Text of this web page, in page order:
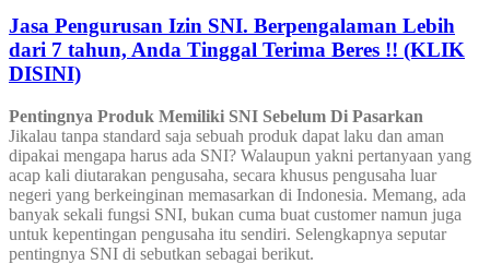
Jasa Pengurusan Izin SNI. Berpengalaman Lebih
dari 7 tahun, Anda Tinggal Terima Beres !! (KLIK
DISINI)
Pentingnya Produk Memiliki SNI Sebelum Di Pasarkan
Jikalau tanpa standard saja sebuah produk dapat laku dan aman
dipakai mengapa harus ada SNI? Walaupun yakni pertanyaan yang
acap kali diutarakan pengusaha, secara khusus pengusaha luar
negeri yang berkeinginan memasarkan di Indonesia. Memang, ada
banyak sekali fungsi SNI, bukan cuma buat customer namun juga
untuk kepentingan pengusaha itu sendiri. Selengkapnya seputar
pentingnya SNI di sebutkan sebagai berikut.